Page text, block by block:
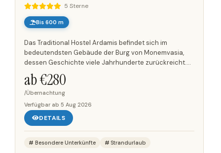
5 Sterne
Bis 600 m
Das Traditional Hostel Ardamis befindet sich im
bedeutendsten Gebäude der Burg von Monemvasia,
dessen Geschichte viele Jahrhunderte zurückreicht.
Während der venezianischen Herrschaft diente es als
Wohnsitz des...
ab €280
/Übernachtung
Verfügbar ab 5 Aug 2026
DETAILS
Besondere Unterkünfte Strandurlaub